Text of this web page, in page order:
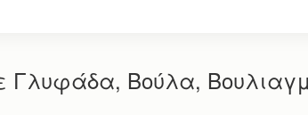
Γλυφάδα, Βούλα,